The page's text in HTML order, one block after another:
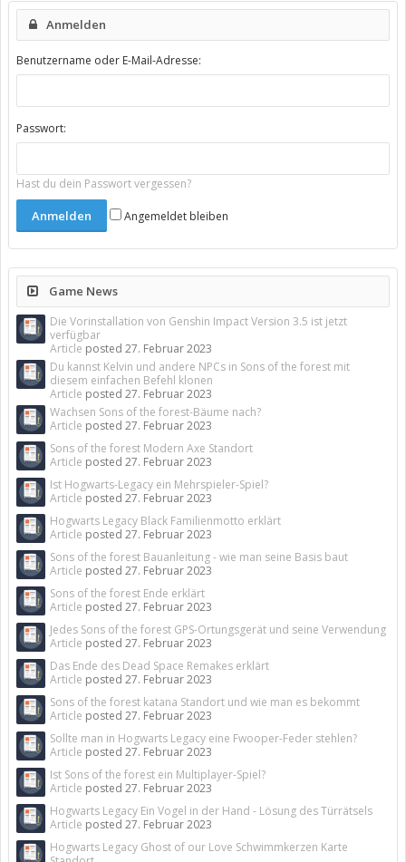
Anmelden
Benutzername oder E-Mail-Adresse:
Passwort:
Hast du dein Passwort vergessen?
Angemeldet bleiben
Game News
Die Vorinstallation von Genshin Impact Version 3.5 ist jetzt
verfügbar
Article posted 27. Februar 2023
Du kannst Kelvin und andere NPCs in Sons of the forest mit
diesem einfachen Befehl klonen
Article posted 27. Februar 2023
Wachsen Sons of the forest-Bäume nach?
Article posted 27. Februar 2023
Sons of the forest Modern Axe Standort
Article posted 27. Februar 2023
Ist Hogwarts-Legacy ein Mehrspieler-Spiel?
Article posted 27. Februar 2023
Hogwarts Legacy Black Familienmotto erklärt
Article posted 27. Februar 2023
Sons of the forest Bauanleitung - wie man seine Basis baut
Article posted 27. Februar 2023
Sons of the forest Ende erklärt
Article posted 27. Februar 2023
Jedes Sons of the forest GPS-Ortungsgerät und seine Verwendung
Article posted 27. Februar 2023
Das Ende des Dead Space Remakes erklärt
Article posted 27. Februar 2023
Sons of the forest katana Standort und wie man es bekommt
Article posted 27. Februar 2023
Sollte man in Hogwarts Legacy eine Fwooper-Feder stehlen?
Article posted 27. Februar 2023
Ist Sons of the forest ein Multiplayer-Spiel?
Article posted 27. Februar 2023
Hogwarts Legacy Ein Vogel in der Hand - Lösung des Türrätsels
Article posted 27. Februar 2023
Hogwarts Legacy Ghost of our Love Schwimmkerzen Karte